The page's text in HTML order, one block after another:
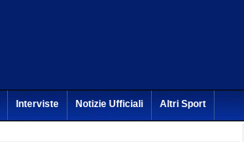
Interviste Notizie Ufficiali Altri Sport